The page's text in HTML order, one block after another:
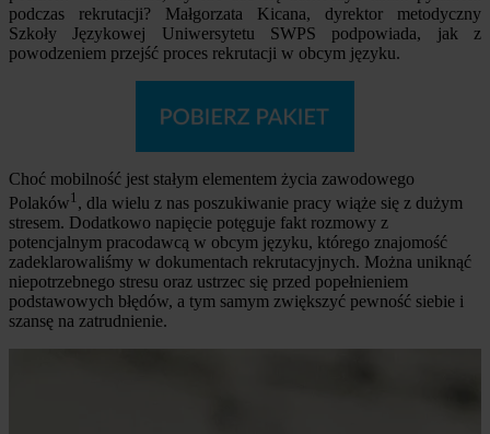
podczas rekrutacji? Małgorzata Kicana, dyrektor metodyczny
Szkoły Językowej Uniwersytetu SWPS podpowiada, jak z
powodzeniem przejść proces rekrutacji w obcym języku.
Choć mobilność jest stałym elementem życia zawodowego
Polaków1 , dla wielu z nas poszukiwanie pracy wiąże się z dużym
stresem. Dodatkowo napięcie potęguje fakt rozmowy z
potencjalnym pracodawcą w obcym języku, którego znajomość
zadeklarowaliśmy w dokumentach rekrutacyjnych. Można uniknąć
niepotrzebnego stresu oraz ustrzec się przed popełnieniem
podstawowych błędów, a tym samym zwiększyć pewność siebie i
szansę na zatrudnienie.